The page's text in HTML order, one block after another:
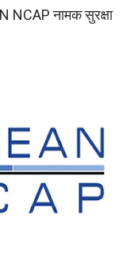
NCAP नामक सुरक्षा